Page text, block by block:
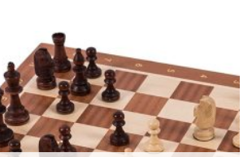
Adicionar
à lista de
desejos